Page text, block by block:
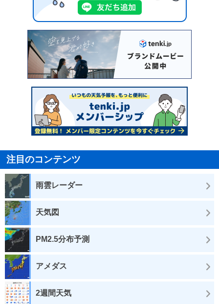
注目のコンテンツ
雨雲レーダー
天気図
PM2.5分布予測
アメダス
2週間天気